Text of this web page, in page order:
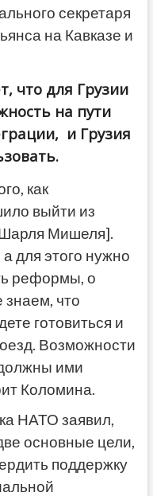
секретаря
на Кавказе и
что для Грузии
на пути
и Грузия
как
выйти из
Мишеля].
для этого нужно
реформы, о
что
готовиться и
Возможности
ими
Коломина.
НАТО заявил,
основные цели,
поддержку